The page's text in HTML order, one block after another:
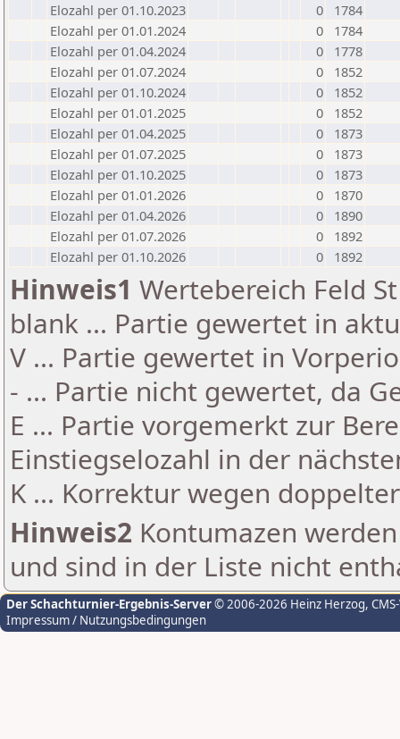
Elozahl per 01.10.2023
0
1784
Elozahl per 01.01.2024
0
1784
Elozahl per 01.04.2024
0
1778
Elozahl per 01.07.2024
0
1852
Elozahl per 01.10.2024
0
1852
Elozahl per 01.01.2025
0
1852
Elozahl per 01.04.2025
0
1873
Elozahl per 01.07.2025
0
1873
Elozahl per 01.10.2025
0
1873
Elozahl per 01.01.2026
0
1870
Elozahl per 01.04.2026
0
1890
Elozahl per 01.07.2026
0
1892
Elozahl per 01.10.2026
0 1892
Hinweis1 Wertebereich Feld
blank ... Partie gewertet in
V ... Partie gewertet in
- ... Partie nicht gewertet, da
E ... Partie vorgemerkt zur
Einstiegselozahl in der
K ... Korrektur wegen
Hinweis2 Kontumazen
und sind in der Liste nicht
Der Schachturnier-Ergebnis-Server© 2006-2026 Heinz Herzog,
Impressum / Nutzungsbedingungen